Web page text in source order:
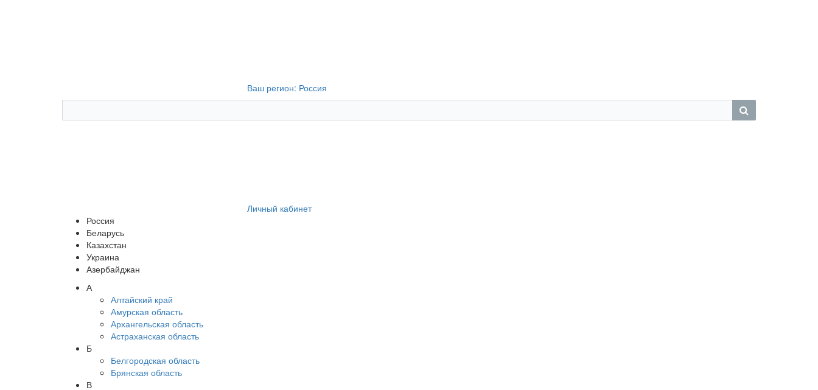
Ваш регион: Россия
Личный кабинет
Россия
Беларусь
Казахстан
Украина
Азербайджан
А
Алтайский край
Амурская область
Архангельская область
Астраханская область
Б
Белгородская область
Брянская область
В